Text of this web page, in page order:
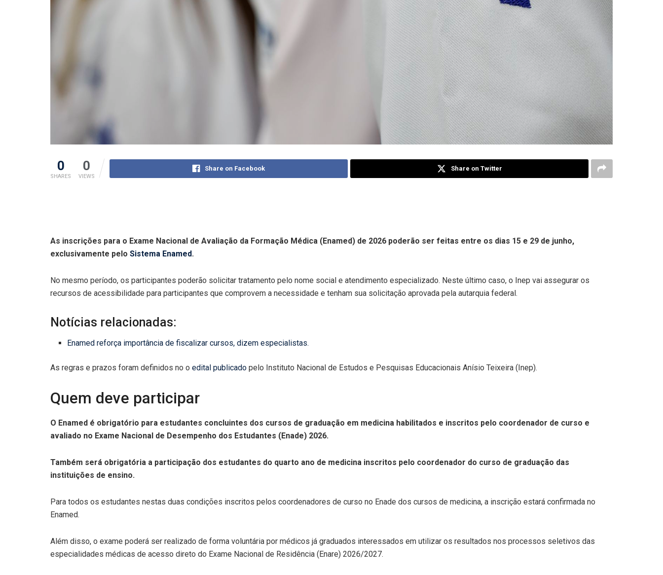
0
SHARES
0
VIEWS
Share on Facebook Share on Twitter
As inscrições para o Exame Nacional de Avaliação da Formação Médica (Enamed) de 2026 poderão ser feitas entre os dias 15 e 29 de junho,
exclusivamente pelo Sistema Enamed.
No mesmo período, os participantes poderão solicitar tratamento pelo nome social e atendimento especializado. Neste último caso, o Inep vai assegurar os
recursos de acessibilidade para participantes que comprovem a necessidade e tenham sua solicitação aprovada pela autarquia federal.
Notícias relacionadas:
Enamed reforça importância de fiscalizar cursos, dizem especialistas.
As regras e prazos foram definidos no o edital publicado pelo Instituto Nacional de Estudos e Pesquisas Educacionais Anísio Teixeira (Inep).
Quem deve participar
O Enamed é obrigatório para estudantes concluintes dos cursos de graduação em medicina habilitados e inscritos pelo coordenador de curso e
avaliado no Exame Nacional de Desempenho dos Estudantes (Enade) 2026.
Também será obrigatória a participação dos estudantes do quarto ano de medicina inscritos pelo coordenador do curso de graduação das
instituições de ensino.
Para todos os estudantes nestas duas condições inscritos pelos coordenadores de curso no Enade dos cursos de medicina, a inscrição estará confirmada no
Enamed.
Além disso, o exame poderá ser realizado de forma voluntária por médicos já graduados interessados em utilizar os resultados nos processos seletivos das
especialidades médicas de acesso direto do Exame Nacional de Residência (Enare) 2026/2027.